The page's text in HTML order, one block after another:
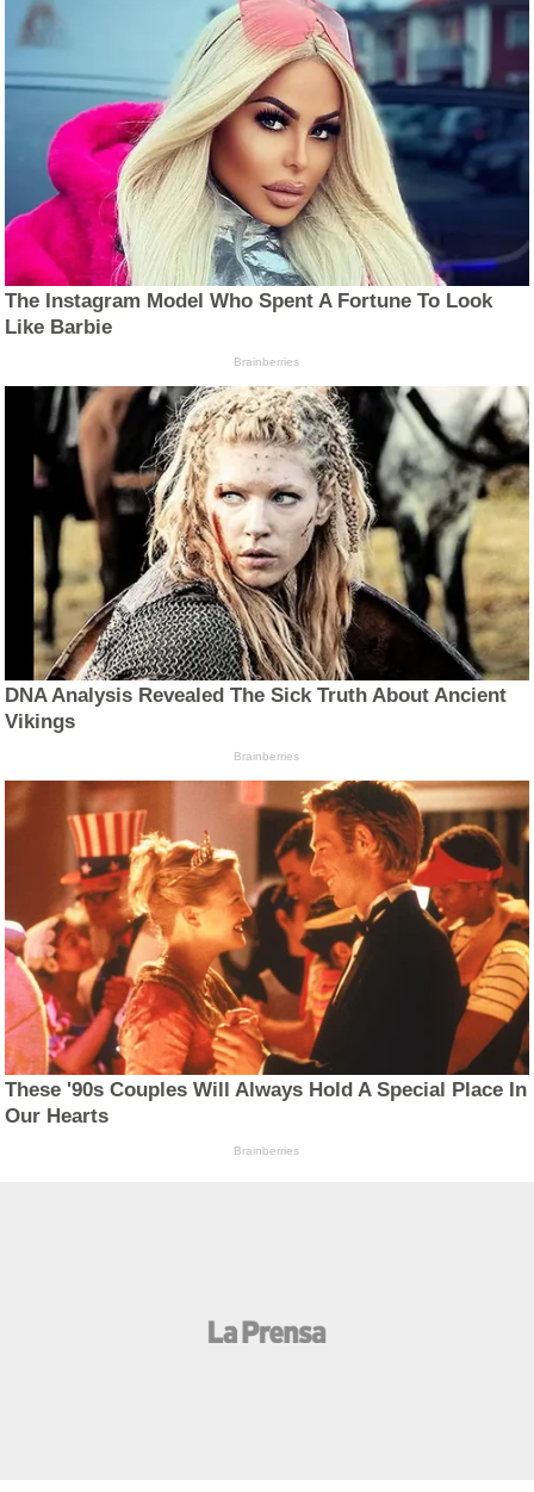
The Instagram Model Who Spent A Fortune To Look
Like Barbie
Brainberries
DNA Analysis Revealed The Sick Truth About Ancient
Vikings
Brainberries
These '90s Couples Will Always Hold A Special Place In
Our Hearts
Brainberries